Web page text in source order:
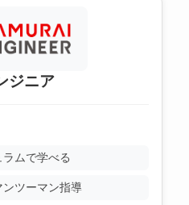
ジニア
ムで学べる
ツーマン指導